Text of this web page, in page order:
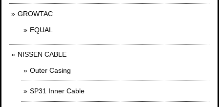
GROWTAC
EQUAL
NISSEN CABLE
Outer Casing
SP31 Inner Cable